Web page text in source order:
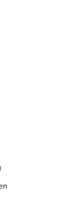
vrijblijvend.
schade als gevolg